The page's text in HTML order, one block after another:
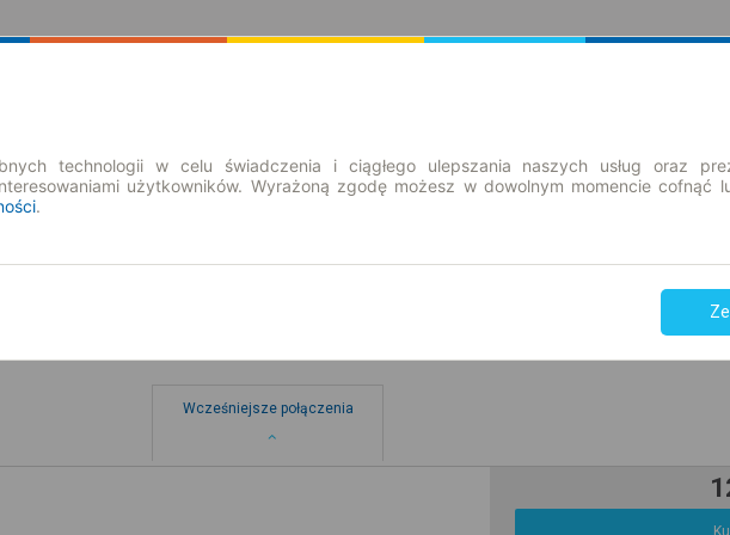
Wcześniejsze połączenia
technologii w celu świadczenia i ciągłego ulepszania naszych usług oraz
użytkowników. Wyrażoną zgodę możesz w dowolnym momencie cofnąć
.